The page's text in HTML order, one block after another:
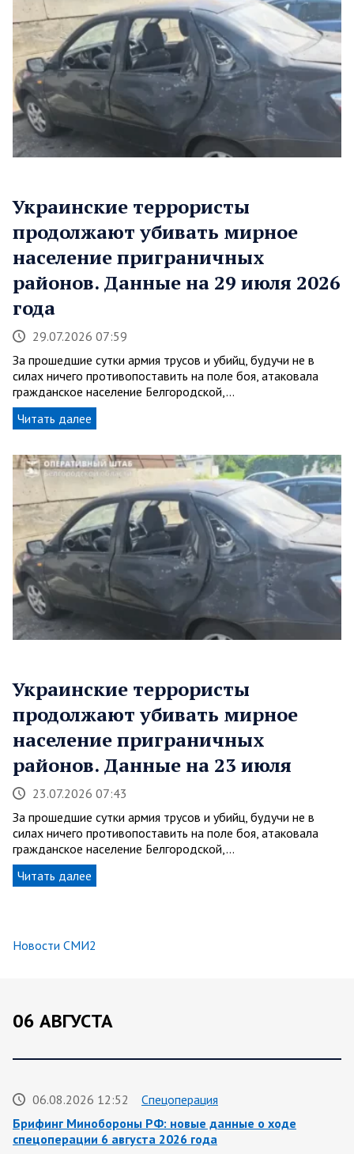
Украинские террористы
продолжают убивать мирное
население приграничных
районов. Данные на 29 июля 2026
года
29.07.2026 07:59
За прошедшие сутки армия трусов и убийц, будучи не в
силах ничего противопоставить на поле боя, атаковала
гражданское население Белгородской,…
Читать далее
Украинские террористы
продолжают убивать мирное
население приграничных
районов. Данные на 23 июля
23.07.2026 07:43
За прошедшие сутки армия трусов и убийц, будучи не в
силах ничего противопоставить на поле боя, атаковала
гражданское население Белгородской,…
Читать далее
Новости СМИ2
06 АВГУСТА
06.08.2026 12:52
Спецоперация
Брифинг Минобороны РФ: новые данные о ходе
спецоперации 6 августа 2026 года